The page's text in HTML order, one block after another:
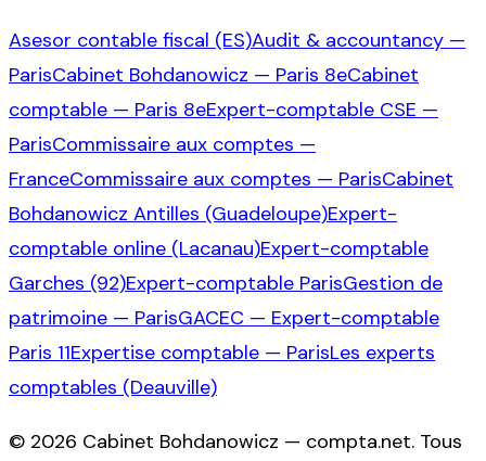
Asesor contable fiscal (ES)Audit & accountancy —
ParisCabinet Bohdanowicz — Paris 8eCabinet
comptable — Paris 8eExpert-comptable CSE —
ParisCommissaire aux comptes —
FranceCommissaire aux comptes — ParisCabinet
Bohdanowicz Antilles (Guadeloupe)Expert-
comptable online (Lacanau)Expert-comptable
Garches (92)Expert-comptable ParisGestion de
patrimoine — ParisGACEC — Expert-comptable
Paris 11Expertise comptable — ParisLes experts
comptables (Deauville)
© 2026 Cabinet Bohdanowicz — compta.net. Tous